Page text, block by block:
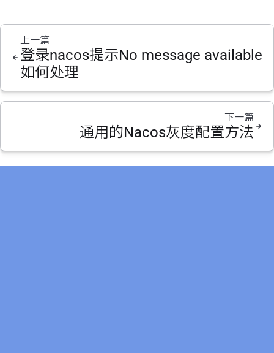
上一篇
登录nacos提示No message available
如何处理
下一篇
通用的Nacos灰度配置方法